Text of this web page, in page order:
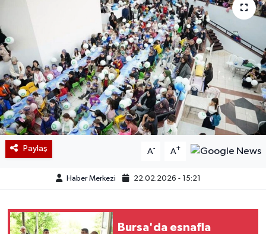
Paylaş A- A+
Haber Merkezi 22.02.2026 - 15:21
Bursa'da esnafla